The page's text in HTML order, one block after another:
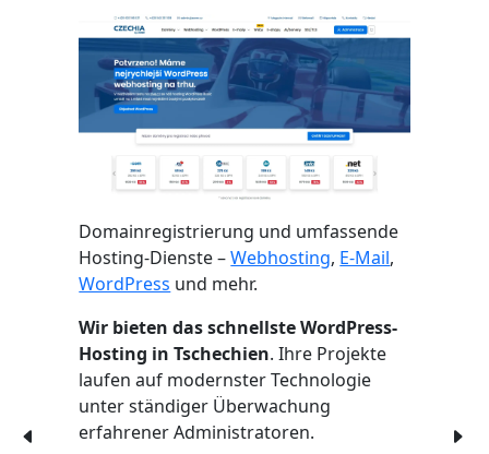
Domainregistrierung und umfassende
Hosting-Dienste –Webhosting, E-Mail,
WordPress und mehr.
Wir bieten das schnellste WordPress-
Hosting in Tschechien. Ihre Projekte
laufen auf modernster Technologie
unter ständiger Überwachung
erfahrener Administratoren.